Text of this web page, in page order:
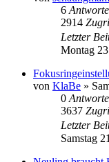
6
2914
Letzter
Montag
von KlaBe »
0
3637
Letzter
Samstag